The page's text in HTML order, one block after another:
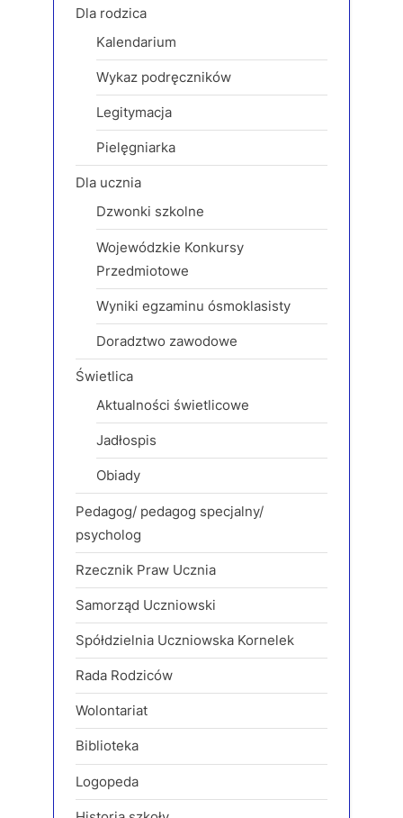
Dla rodzica
Kalendarium
Wykaz podręczników
Legitymacja
Pielęgniarka
Dla ucznia
Dzwonki szkolne
Wojewódzkie Konkursy
Przedmiotowe
Wyniki egzaminu ósmoklasisty
Doradztwo zawodowe
Świetlica
Aktualności świetlicowe
Jadłospis
Obiady
Pedagog/ pedagog specjalny/
psycholog
Rzecznik Praw Ucznia
Samorząd Uczniowski
Spółdzielnia Uczniowska Kornelek
Rada Rodziców
Wolontariat
Biblioteka
Logopeda